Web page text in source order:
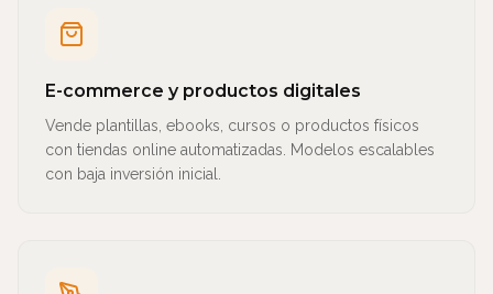
E-commerce y productos digitales
Vende plantillas, ebooks, cursos o productos físicos
con tiendas online automatizadas. Modelos escalables
con baja inversión inicial.